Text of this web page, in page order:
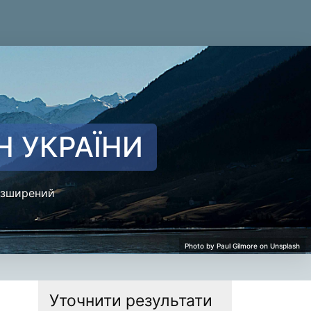
УКРАЇНИ
Уточнити результати